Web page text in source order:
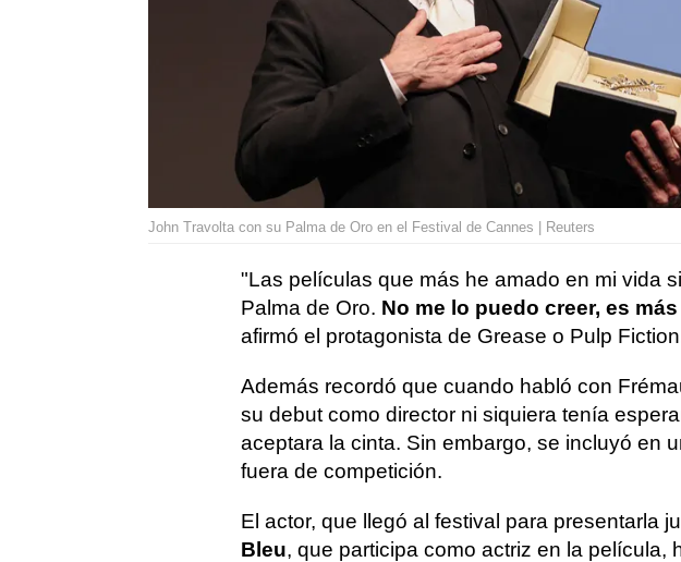
John Travolta con su Palma de Oro en el Festival de Cannes | Reuters
"Las películas que más he amado en mi vida
Palma de Oro. No me lo puedo creer, es
afirmó el protagonista de Grease o Pulp
Además recordó que cuando habló con
su debut como director ni siquiera tenía
aceptara la cinta. Sin embargo, se incluyó en
fuera de competición.
El actor, que llegó al festival para presentarla
Bleu, que participa como actriz en la película,